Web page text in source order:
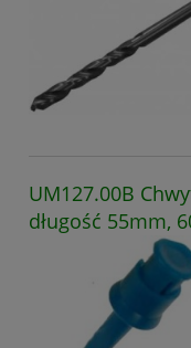
UM127.00B
długość 55mm,